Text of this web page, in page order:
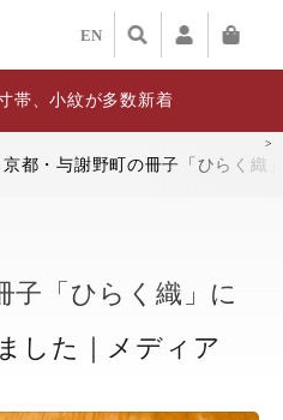
EN
帯、小紋が多数新着
京都・与謝野町の冊子「ひらく織
子「ひらく織」に
した｜メディア